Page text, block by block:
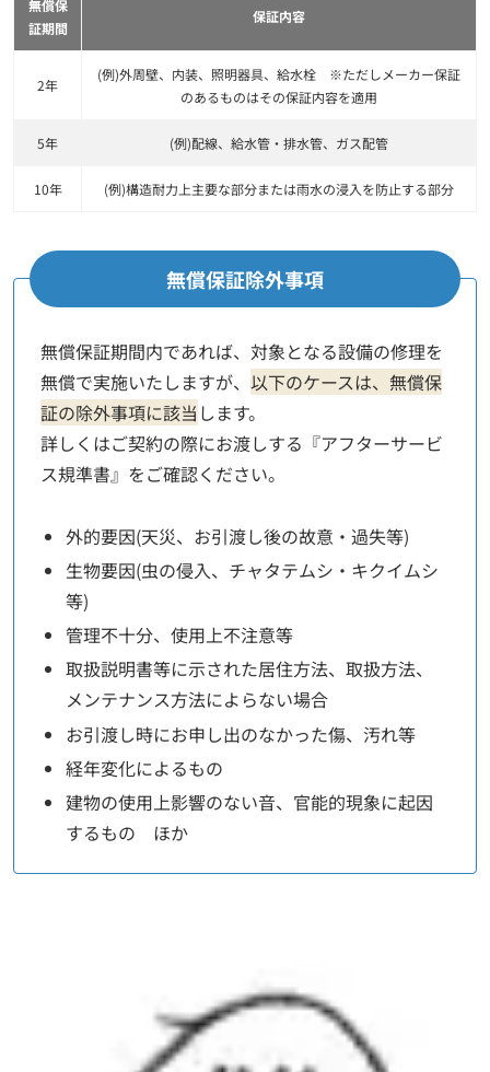
無償保
証期間
保証内容
2年
(例)外周壁、内装、照明器具、給水栓 ※ただしメーカー保証
のあるものはその保証内容を適用
5年 (例)配線、給水管・排水管、ガス配管
10年 (例)構造耐力上主要な部分または雨水の浸入を防止する部分
無償保証除外事項
無償保証期間内であれば、対象となる設備の修理を
無償で実施いたしますが、 以下のケースは、無償保
証の除外事項に該当 します。
詳しくはご契約の際にお渡しする『アフターサービ
ス規準書』をご確認ください。
外的要因(天災、お引渡し後の故意・過失等)
生物要因(虫の侵入、チャタテムシ・キクイムシ
等)
管理不十分、使用上不注意等
取扱説明書等に示された居住方法、取扱方法、
メンテナンス方法によらない場合
お引渡し時にお申し出のなかった傷、汚れ等
経年変化によるもの
建物の使用上影響のない音、官能的現象に起因
するもの ほか